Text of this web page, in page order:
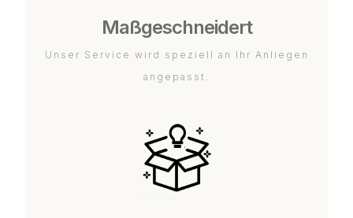
Maßgeschneidert
Unser Service wird speziell an Ihr Anliegen
angepasst.